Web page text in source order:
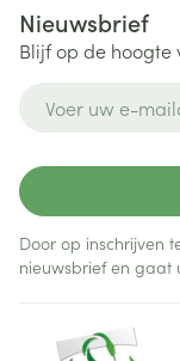
Nieuwsbrief
Blijf op de hoogte
Door op inschrijven
nieuwsbrief en gaat